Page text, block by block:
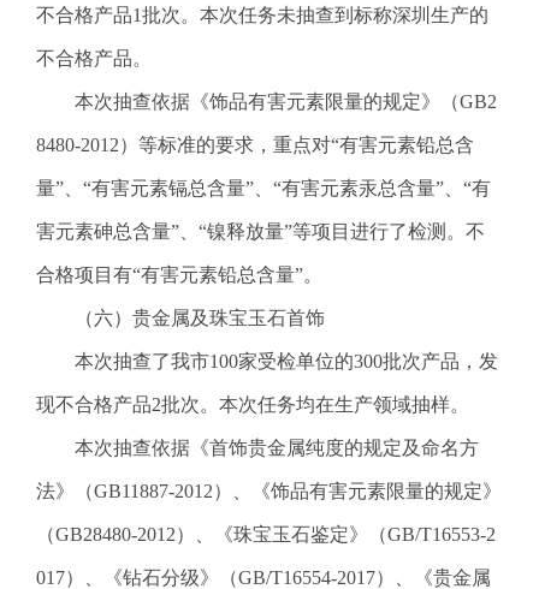
不合格产品1批次。本次任务未抽查到标称深圳生产的
不合格产品。
本次抽查依据《饰品有害元素限量的规定》（GB2
8480-2012）等标准的要求，重点对“有害元素铅总含
量”、“有害元素镉总含量”、“有害元素汞总含量”、“有
害元素砷总含量”、“镍释放量”等项目进行了检测。不
合格项目有“有害元素铅总含量”。
（六）贵金属及珠宝玉石首饰
本次抽查了我市100家受检单位的300批次产品，发
现不合格产品2批次。本次任务均在生产领域抽样。
本次抽查依据《首饰贵金属纯度的规定及命名方
法》（GB11887-2012）、《饰品有害元素限量的规定》
（GB28480-2012）、《珠宝玉石鉴定》（GB/T16553-2
017）、《钻石分级》（GB/T16554-2017）、《贵金属